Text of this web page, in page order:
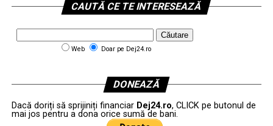
CAUTĂ CE TE INTERESEAZĂ
Web Doar pe Dej24.ro
DONEAZĂ
Dacă doriți să sprijiniți financiar Dej24.ro, CLICK pe butonul de
mai jos pentru a dona orice sumă de bani.